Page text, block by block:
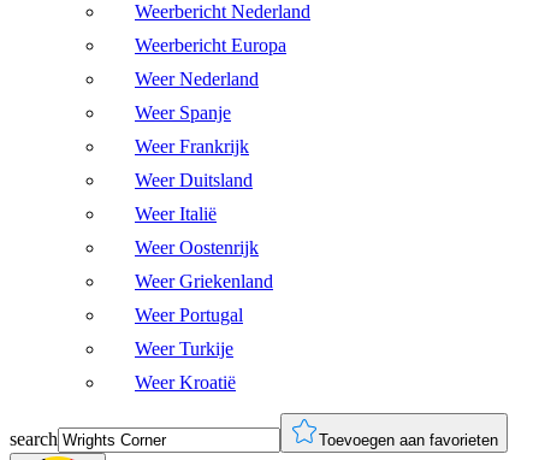
Weerbericht Nederland
Weerbericht Europa
Weer Nederland
Weer Spanje
Weer Frankrijk
Weer Duitsland
Weer Italië
Weer Oostenrijk
Weer Griekenland
Weer Portugal
Weer Turkije
Weer Kroatië
search Toevoegen aan favorieten